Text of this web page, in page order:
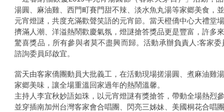
湯圓、麻油雞、西門町賽門甜不辣、淡水魚丸湯等家郷美食，
元宵燈謎，共度充滿歡聲笑語的元宵節。當天橙僑中心大禮堂
擠滿人潮、洋溢熱鬧歡慶氣氛，燈謎搶答獎品更是豐富，許多
驚喜獎品，所有參與者莫不盡興而歸。活動承辦負責人:客家委
諮詢委員邱啟宜。
當天由客家僑團動員大批義工，在活動現場搓湯圓、煮麻油雞
家郷美味，讓全場重溫回家過年的熱鬧溫馨。
主持人李宜秋妙語如珠，以元宵燈謎有獎搶答，帶動全場熱烈
並穿插南加州台灣客家會合唱團、閃亮三姊妹、美國桐花合唱